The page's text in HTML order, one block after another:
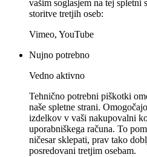
vašim soglasjem na tej spletni
storitve tretjih oseb:
Vimeo, YouTube
Nujno potrebno
Vedno aktivno
Tehnično potrebni piškotki
naše spletne strani.
izdelkov v vaši nakupovalni
uporabniškega računa. To
ničesar sklepati, prav tako
posredovani tretjim osebam.